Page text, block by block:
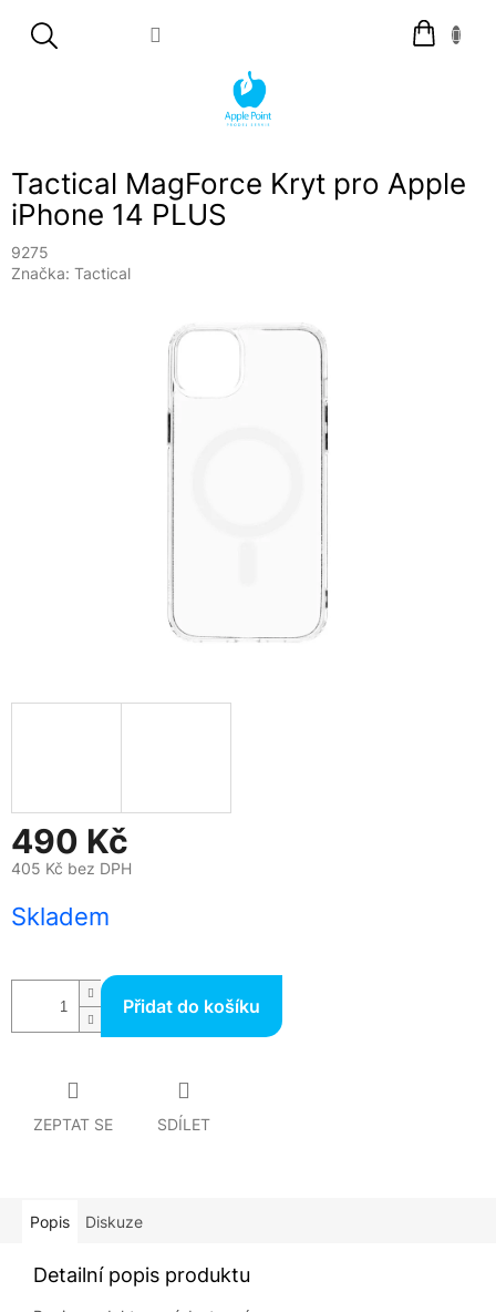
Nákupní
košík
Tactical MagForce Kryt pro Apple
iPhone 14 PLUS
9275
Značka: Tactical
490 Kč
405 Kč bez DPH
cena:
Skladem
Přidat do košíku
ZEPTAT SE SDÍLET
Popis Diskuze
Detailní popis produktu